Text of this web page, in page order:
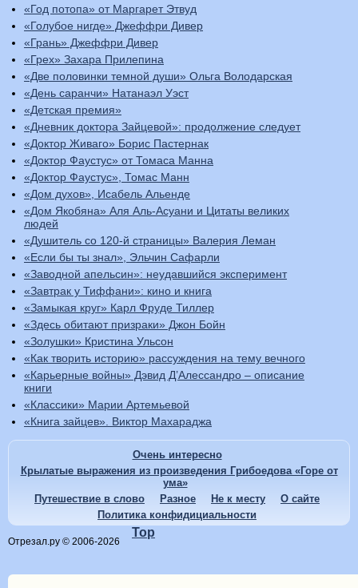
«Год потопа» от Маргарет Этвуд
«Голубое нигде» Джеффри Дивер
«Грань» Джеффри Дивер
«Грех» Захара Прилепина
«Две половинки темной души» Ольга Володарская
«День саранчи» Натанаэл Уэст
«Детская премия»
«Дневник доктора Зайцевой»: продолжение следует
«Доктор Живаго» Борис Пастернак
«Доктор Фаустус» от Томаса Манна
«Доктор Фаустус», Томас Манн
«Дом духов», Исабель Альенде
«Дом Якобяна» Аля Аль-Асуани и Цитаты великих
людей
«Душитель со 120-й страницы» Валерия Леман
«Если бы ты знал», Эльчин Сафарли
«Заводной апельсин»: неудавшийся эксперимент
«Завтрак у Тиффани»: кино и книга
«Замыкая круг» Карл Фруде Тиллер
«Здесь обитают призраки» Джон Бойн
«Золушки» Кристина Ульсон
«Как творить историю» рассуждения на тему вечного
«Карьерные войны» Дэвид Д’Алессандро – описание
книги
«Классики» Марии Артемьевой
«Книга зайцев». Виктор Махараджа
Очень интересно
Крылатые выражения из произведения Грибоедова «Горе от
ума»
Путешествие в слово
Разное Не к месту
О сайте
Политика конфидициальности
Отрезал.ру © 2006-2026
Top